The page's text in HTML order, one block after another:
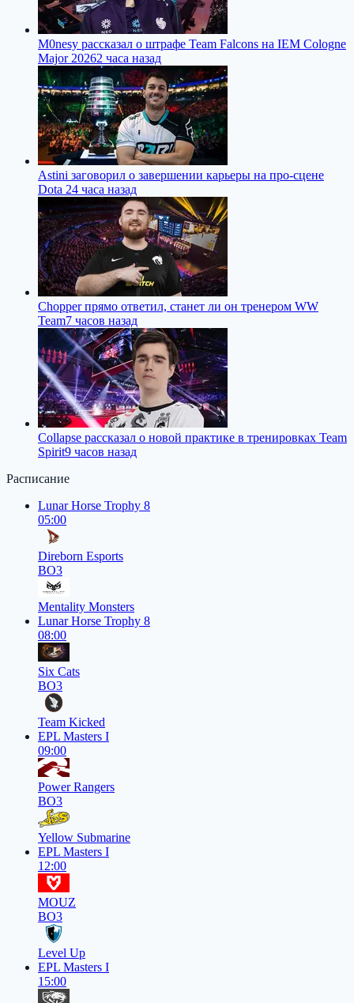
M0nesy рассказал о штрафе Team Falcons на IEM Cologne
Major 20262 часа назад
Astini заговорил о завершении карьеры на про-сцене
Dota 24 часа назад
Chopper прямо ответил, станет ли он тренером WW
Team7 часов назад
Collapse рассказал о новой практике в тренировках Team
Spirit9 часов назад
Расписание
Lunar Horse Trophy 8
05:00
Direborn Esports
BO3
Mentality Monsters
Lunar Horse Trophy 8
08:00
Six Cats
BO3
Team Kicked
EPL Masters I
09:00
Power Rangers
BO3
Yellow Submarine
EPL Masters I
12:00
MOUZ
BO3
Level Up
EPL Masters I
15:00